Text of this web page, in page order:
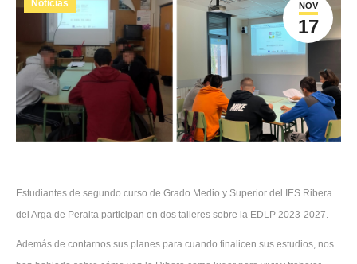
NOV
17
Noticias
Estudiantes de segundo curso de Grado Medio y Superior del IES Ribera
del Arga de Peralta participan en dos talleres sobre la EDLP 2023-2027.
Además de contarnos sus planes para cuando finalicen sus estudios, nos